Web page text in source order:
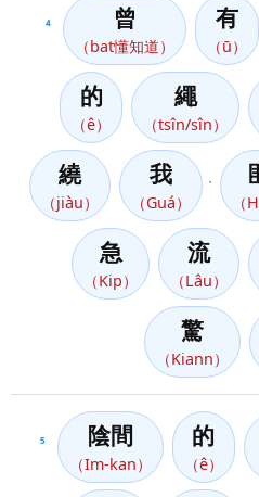
4 曾
（bat懂知道）
有
（ū）
的
（ê）
繩
（tsîn/sîn）
繞
（jiàu）
我
（Guá） （
急
（Kip）
流
（Lâu）
驚
（Kiann）
5 陰間
（Im-kan）
的
（ê）